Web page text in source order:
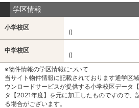
学区情報
小学校区
()
中学校区
()
※物件情報の学区情報について
当サイト物件情報に記載されております通学区
ウンロードサービスが提供する小学校区データ
タ【2021年度】を元に加工したものですので、
る場合がございます。